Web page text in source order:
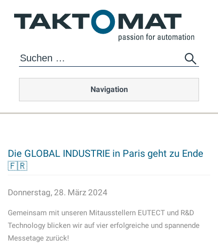
Navigation
Die GLOBAL INDUSTRIE in Paris geht zu Ende
🇫🇷
Donnerstag, 28. März 2024
Gemeinsam mit unseren Mitausstellern EUTECT und R&D
Technology blicken wir auf vier erfolgreiche und spannende
Messetage zurück!